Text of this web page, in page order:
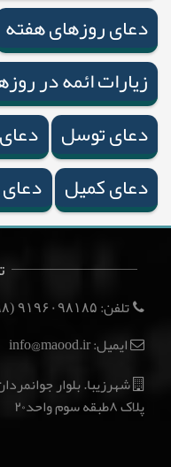
دعای روزهای هفته
زیارات ائمه در
دعای توسل
دعای کمیل
تلفن: ۹۱۹۶۰۹۸۱۸۵ (۹۸+)
ایمیل: info@maood.ir
شهرزیبا. بلوار
پلاک ۸طبقه سوم واحد۲۰